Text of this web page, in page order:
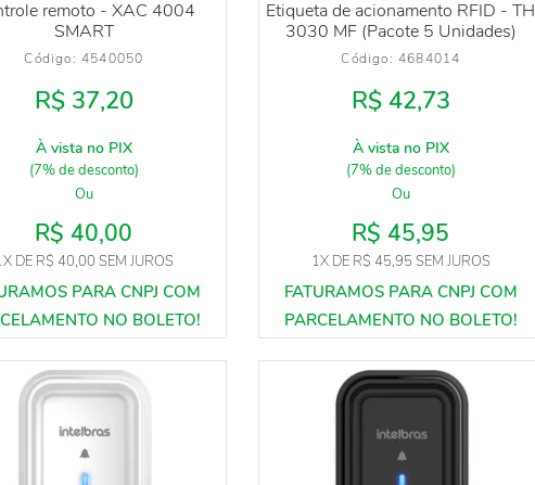
remoto - XAC 4004
SMART
Código: 4540050
R$ 37,20
À vista no PIX
(7% de desconto)
Ou
R$ 40,00
DE R$ 40,00 SEM JUROS
Etiqueta de acionamento RFID - TH
3030 MF (Pacote 5 Unidades)
Código: 4684014
R$ 42,73
À vista no PIX
(7% de desconto)
Ou
R$ 45,95
1XDE R$ 45,95 SEM JUROS